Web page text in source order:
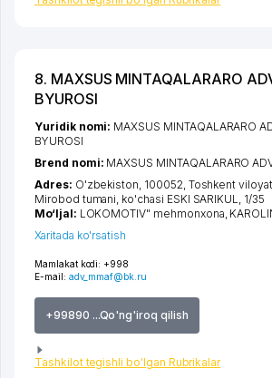
8. MAXSUS MINTAQALARARO
BYUROSI
Mamlakat kodi: +998
E-mail: adv_mmaf@bk.ru
+99890 ...Qo'ng'iroq qilish
Tashkilot tegishli bo'lgan Rubrikalar
Yuridik nomi: MAXSUS MINTAQALARARO
BYUROSI
Brend nomi: MAXSUS MINTAQALARARO
Adres: O'zbekiston, 100052, Toshkent
Mirobod tumani ko'chasi ESKI SARIKUL
, 1/35
Mo‘ljal: LOKOMOTIV" mehmonxona,
Xaritada ko'rsatish